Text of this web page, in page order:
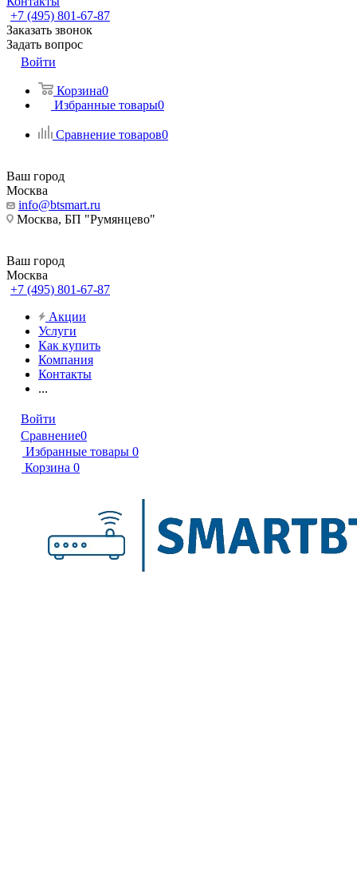
+7 (495) 801-67-87
Заказать звонок
Задать вопрос
Войти
Корзина0
Избранные товары0
Сравнение товаров0
Ваш город
Москва
info@btsmart.ru
Москва, БП "Румянцево"
Ваш город
Москва
+7 (495) 801-67-87
Акции
Услуги
Как купить
Компания
Контакты
...
Войти
Сравнение0
Избранные товары 0
Корзина 0